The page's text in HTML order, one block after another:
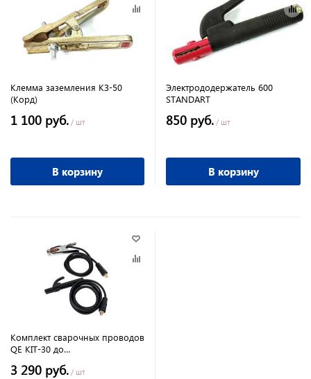
Клемма заземления КЗ-50
(Корд)
1 100 руб. / шт
В корзину
Электрододержатель 600
STANDART
850 руб. / шт
В корзину
Комплект сварочных проводов
QE KIT-30 до
3 290 руб. / шт